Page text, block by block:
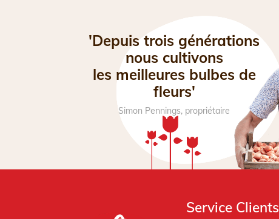
'Depuis trois générations
nous cultivons
les meilleures bulbes de
fleurs'
Simon Pennings, propriétaire
Service Clients